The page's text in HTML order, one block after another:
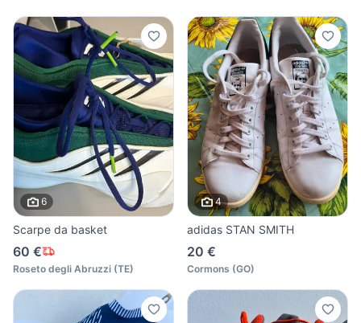
6
Scarpe da basket
60 €
Roseto degli Abruzzi (TE)
4
adidas STAN SMITH
20 €
Cormons (GO)